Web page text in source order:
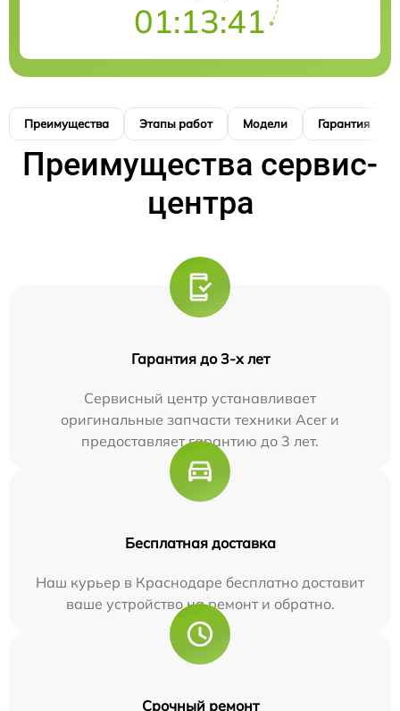
01:13:41
Преимущества Этапы работ Модели Гарантия
Преимущества сервис-
центра
Гарантия до 3-х лет
Сервисный центр устанавливает
оригинальные запчасти техники Acer и
предоставляет гарантию до 3 лет.
Бесплатная доставка
Наш курьер в Краснодаре бесплатно доставит
ваше устройство на ремонт и обратно.
Срочный ремонт